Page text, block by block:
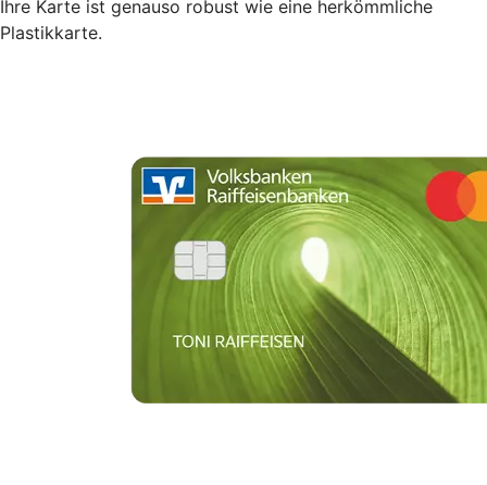
Ihre Karte ist genauso robust wie eine herkömmliche
Plastikkarte.